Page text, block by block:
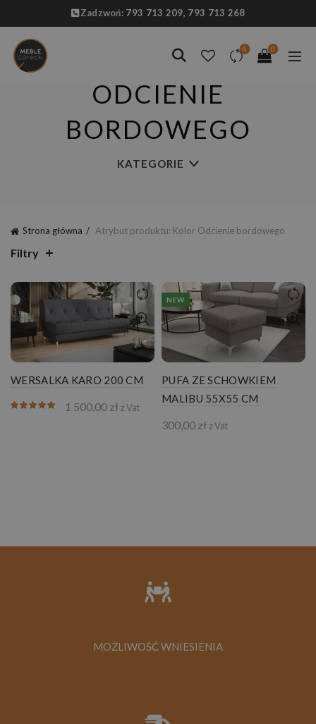
Zadzwoń: 793 713 209, 793 713 268
0 0
ODCIENIE
BORDOWEGO
KATEGORIE
Strona główna Atrybut produktu: Kolor Odcienie bordowego
Filtry
WERSALKA KARO 200 CM
1 500,00 zł z Vat
NEW
PUFA ZE SCHOWKIEM
MALIBU 55X55 CM
300,00 zł z Vat
MOŻLIWOŚĆ WNIESIENIA